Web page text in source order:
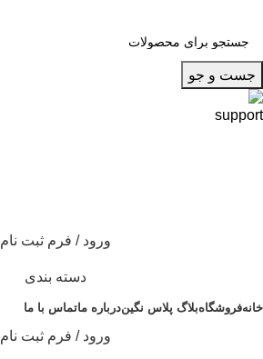
جست و جو
ورود / فرم ثبت نام
دسته بندی
خانهفروشگاهبلاگ پلاس نگیندرباره ماتماس با ما
ورود / فرم ثبت نام